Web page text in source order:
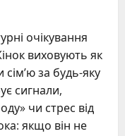
очікування
виховують як
за будь-яку
сигнали,
чи стрес від
якщо він не